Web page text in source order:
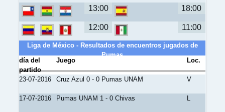
13:00 18:00
12:00 11:00
Liga de México - Resultados de encuentros jugados de
Pumas
día del
partido
Juego Loc.
23-07-2016 Cruz Azul 0 - 0 Pumas UNAM V
17-07-2016 Pumas UNAM 1 - 0 Chivas L